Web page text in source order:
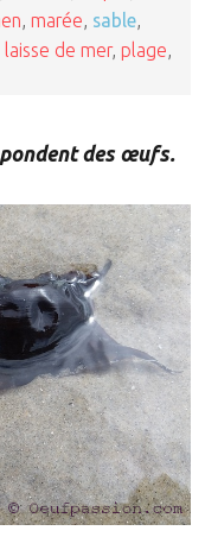
, marée, sable,
laisse de mer, plage,
des œufs.